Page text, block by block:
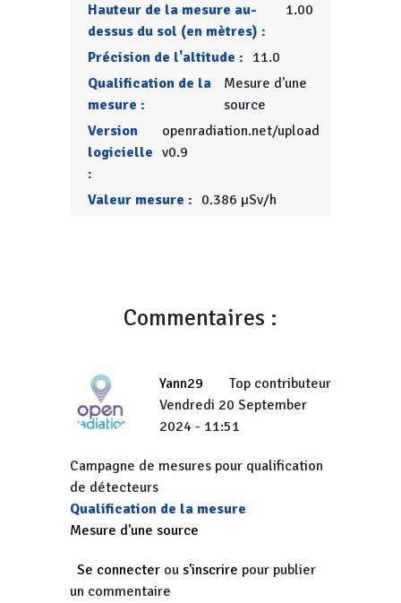
Hauteur de la mesure au-
dessus du sol (en mètres) :
1.00
Précision de l'altitude : 11.0
Qualification de la
mesure :
Mesure d'une
source
Version
logicielle
:
openradiation.net/upload
v0.9
Valeur mesure : 0.386 µSv/h
Commentaires :
Yann29
Top contributeur
Vendredi 20 September
2024 - 11:51
Campagne de mesures pour qualification
de détecteurs
Qualification de la mesure
Mesure d'une source
Se connecter ou s'inscrire pour publier
un commentaire